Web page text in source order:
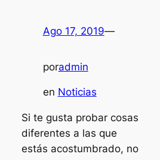
Ago 17, 2019—
poradmin
en Noticias
Si te gusta probar cosas
diferentes a las que
estás acostumbrado, no